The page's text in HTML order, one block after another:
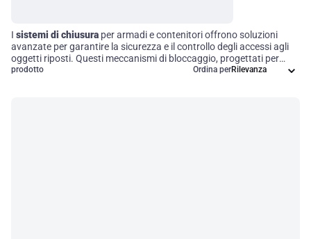
I sistemi di chiusura per armadi e contenitori offrono soluzioni
avanzate per garantire la sicurezza e il controllo degli accessi agli
oggetti riposti. Questi meccanismi di bloccaggio, progettati per
rispondere a diverse esigenze di sicurezza in contesti industriali e
prodotto Ordina per